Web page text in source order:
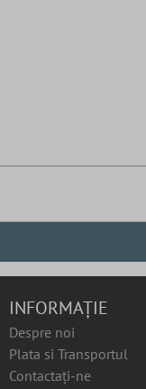
INFORMAȚIE
Despre noi
Plata si Transportul
Contactați-ne